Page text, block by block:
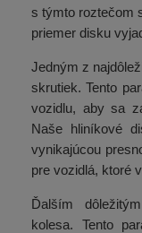
s týmto roztečom
priemer disku
Jedným z
skrutiek. Tento
vozidlu, aby sa
Naše hliníkové
vynikajúcou
pre vozidlá, ktoré
Ďalším
kolesa. Tento